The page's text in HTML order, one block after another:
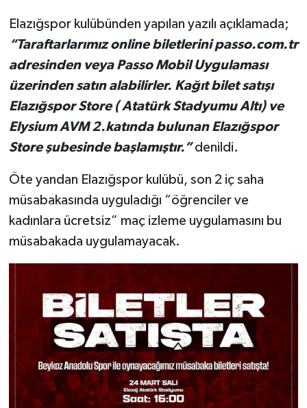
Elazığspor kulübünden yapılan yazılı açıklamada;
“Taraftarlarımız online biletlerini passo.com.tr
adresinden veya Passo Mobil Uygulaması
üzerinden satın alabilirler. Kağıt bilet satışı
Elazığspor Store ( Atatürk Stadyumu Altı) ve
Elysium AVM 2.katında bulunan Elazığspor
Store şubesinde başlamıştır.”denildi.
Öte yandan Elazığspor kulübü, son 2 iç saha
müsabakasında uyguladığı “öğrenciler ve
kadınlara ücretsiz” maç izleme uygulamasını bu
müsabakada uygulamayacak.